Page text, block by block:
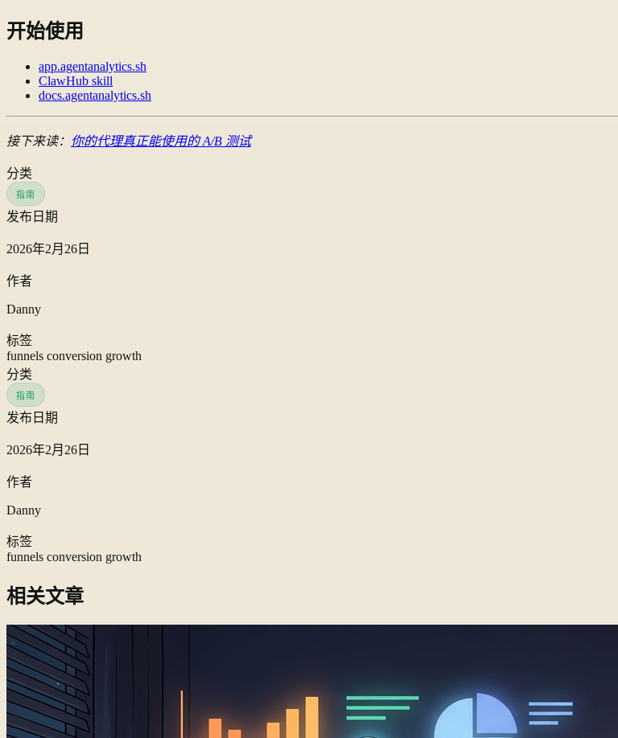
开始使用
app.agentanalytics.sh
ClawHub skill
docs.agentanalytics.sh
接下来读： 你的代理真正能使用的 A/B 测试
分类
指南
发布日期
2026年2月26日
作者
Danny
标签
funnels conversion growth
分类
指南
发布日期
2026年2月26日
作者
Danny
标签
funnels conversion growth
相关文章